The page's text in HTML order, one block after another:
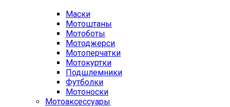
Маски
Мотоштаны
Мотоботы
Мотоджерси
Мотоперчатки
Мотокуртки
Подшлемники
Футболки
Мотоноски
Мотоаксессуары